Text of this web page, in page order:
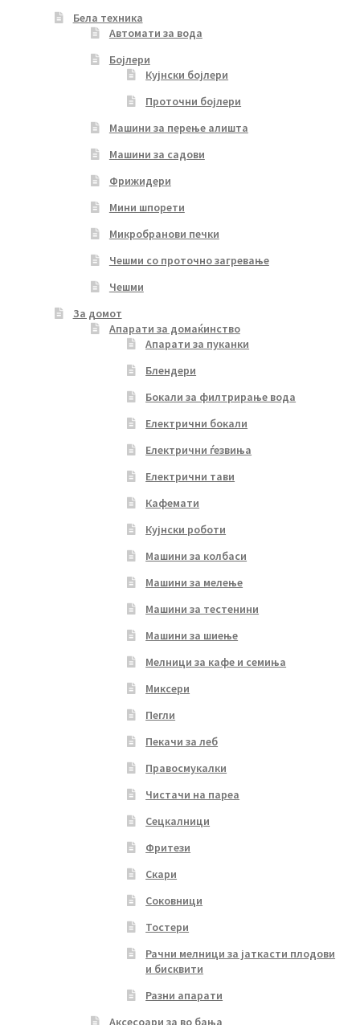
Бела техника
Автомати за вода
Бојлери
Кујнски бојлери
Проточни бојлери
Машини за перење алишта
Машини за садови
Фрижидери
Мини шпорети
Микробранови печки
Чешми со проточно загревање
Чешми
За домот
Апарати за домаќинство
Апарати за пуканки
Блендери
Бокали за филтрирање вода
Електрични бокали
Електрични ѓезвиња
Електрични тави
Кафемати
Кујнски роботи
Машини за колбаси
Машини за мелење
Машини за тестенини
Машини за шиење
Мелници за кафе и семиња
Миксери
Пегли
Пекачи за леб
Правосмукалки
Чистачи на пареа
Сецкалници
Фритези
Скари
Соковници
Тостери
Рачни мелници за јаткасти плодови
и бисквити
Разни апарати
Аксесоари за во бања